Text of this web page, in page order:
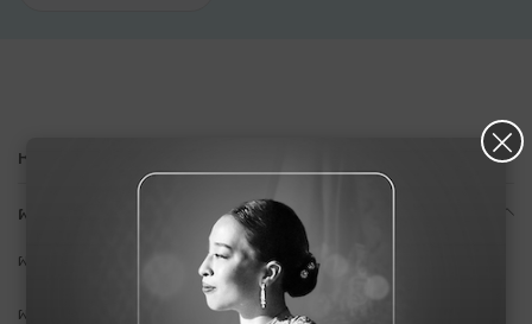
×
หน้าแรก
ผลิตภัณฑ์ บอช แอนด์ ลอมบ์
ผลิตภัณฑ์ทั้งหมด
ผลิตภัณฑ์ตามปัญหาสายตา